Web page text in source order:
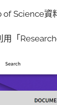
Science資
用「